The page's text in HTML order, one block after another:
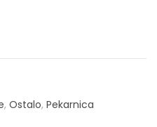
, Ostalo, Pekarnica